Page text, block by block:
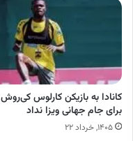
کانادا به بازیکن کارلوس کی‌روش
برای جام جهانی ویزا نداد
۱۴۰۵, خرداد ۲۲